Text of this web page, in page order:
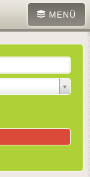
MENÜ